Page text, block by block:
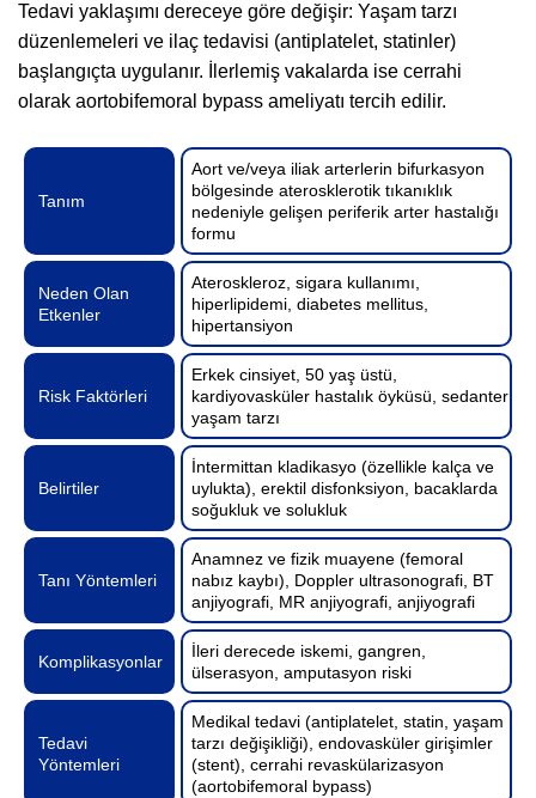
Tedavi yaklaşımı dereceye göre değişir: Yaşam tarzı
düzenlemeleri ve ilaç tedavisi (antiplatelet, statinler)
başlangıçta uygulanır. İlerlemiş vakalarda ise cerrahi
olarak aortobifemoral bypass ameliyatı tercih edilir.
Tanım
Aort ve/veya iliak arterlerin bifurkasyon
bölgesinde aterosklerotik tıkanıklık
nedeniyle gelişen periferik arter hastalığı
formu
Neden Olan
Etkenler
Ateroskleroz, sigara kullanımı,
hiperlipidemi, diabetes mellitus,
hipertansiyon
Risk Faktörleri
Erkek cinsiyet, 50 yaş üstü,
kardiyovasküler hastalık öyküsü, sedanter
yaşam tarzı
Belirtiler
İntermittan kladikasyo (özellikle kalça ve
uylukta), erektil disfonksiyon, bacaklarda
soğukluk ve solukluk
Tanı Yöntemleri
Anamnez ve fizik muayene (femoral
nabız kaybı), Doppler ultrasonografi, BT
anjiyografi, MR anjiyografi, anjiyografi
Komplikasyonlar
İleri derecede iskemi, gangren,
ülserasyon, amputasyon riski
Tedavi
Yöntemleri
Medikal tedavi (antiplatelet, statin, yaşam
tarzı değişikliği), endovasküler girişimler
(stent), cerrahi revaskülarizasyon
(aortobifemoral bypass)